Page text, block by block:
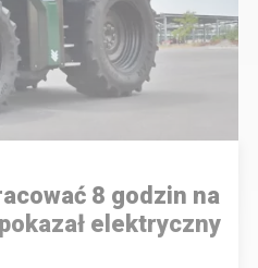
8 godzin na
elektryczny